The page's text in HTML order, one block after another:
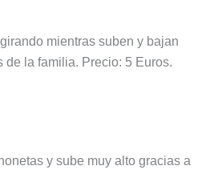
mientras suben y bajan
de la familia. Precio: 5 Euros.
y sube muy alto gracias a